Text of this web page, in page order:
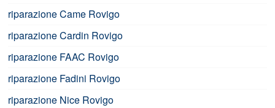
riparazione Came Rovigo
riparazione Cardin Rovigo
riparazione FAAC Rovigo
riparazione Fadini Rovigo
riparazione Nice Rovigo